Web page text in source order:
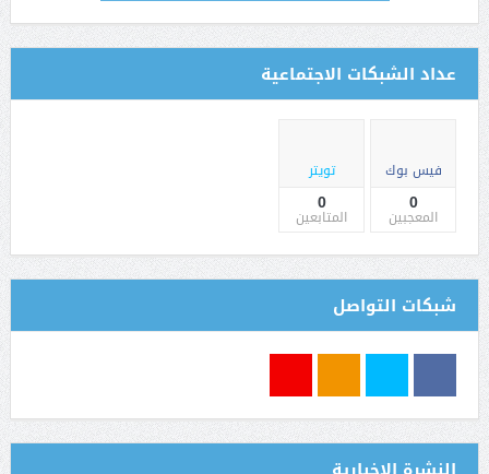
عداد الشبكات الاجتماعية
فيس بوك
0
المعجبين
تويتر
0
المتابعين
شبكات التواصل